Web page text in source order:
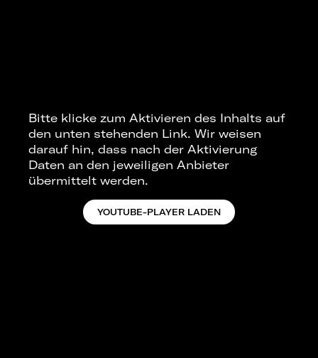
Bitte klicke zum Aktivieren des Inhalts auf
den unten stehenden Link. Wir weisen
darauf hin, dass nach der Aktivierung
Daten an den jeweiligen Anbieter
übermittelt werden.
YOUTUBE-PLAYER LADEN